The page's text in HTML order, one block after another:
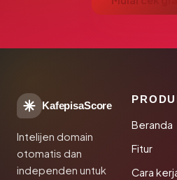
KafepisaScore
Intelijen domain
otomatis dan
independen untuk
Beranda
Fitur
Cara